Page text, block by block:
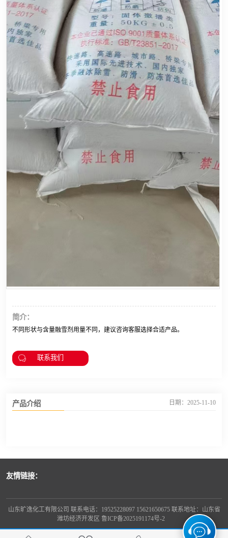
简介：
不同形状与含量融雪剂用量不同，建议咨询客服选择合适产品。
联系我们
产品介绍 日期：2025-11-10
友情链接：
山东旷逸化工有限公司 联系电话：19525228097 15621650675 联系地址：山东省
潍坊经济开发区 鲁ICP备2025191174号-2